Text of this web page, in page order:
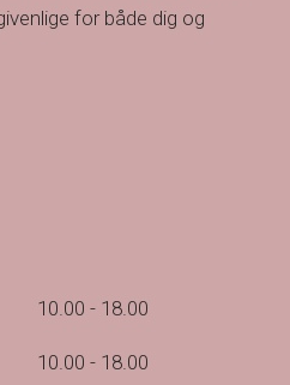
for både dig og
10.00 - 18.00
10.00 - 18.00